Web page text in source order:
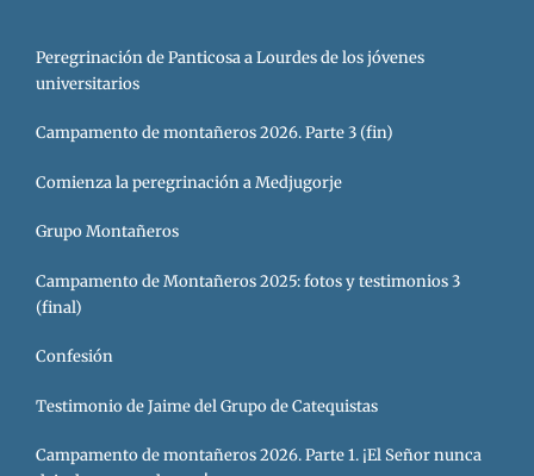
Peregrinación de Panticosa a Lourdes de los jóvenes
universitarios
Campamento de montañeros 2026. Parte 3 (fin)
Comienza la peregrinación a Medjugorje
Grupo Montañeros
Campamento de Montañeros 2025: fotos y testimonios 3
(final)
Confesión
Testimonio de Jaime del Grupo de Catequistas
Campamento de montañeros 2026. Parte 1. ¡El Señor nunca